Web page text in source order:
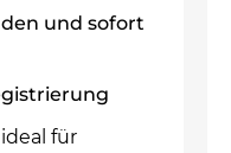
und sofort
für